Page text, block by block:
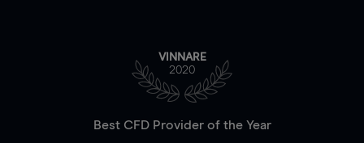
VINNARE
2020
Best CFD Provider of the Year